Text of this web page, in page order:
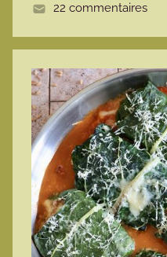
e
22 commentaires